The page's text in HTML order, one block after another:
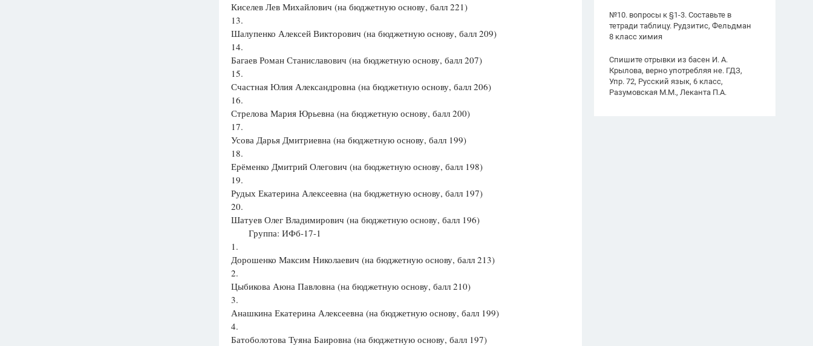
№10. вопросы к §1-3. Составьте в
тетради таблицу. Рудзитис, Фельдман
8 класс химия
Спишите отрывки из басен И. А.
Крылова, верно употребляя не. ГДЗ,
Упр. 72, Русский язык, 6 класс,
Разумовская М.М., Леканта П.А.
Киселев Лев Михайлович (на бюджетную основу, балл 221)
13.
Шалупенко Алексей Викторович (на бюджетную основу, балл 209)
14.
Багаев Роман Станиславович (на бюджетную основу, балл 207)
15.
Счастная Юлия Александровна (на бюджетную основу, балл 206)
16.
Стрелова Мария Юрьевна (на бюджетную основу, балл 200)
17.
Усова Дарья Дмитриевна (на бюджетную основу, балл 199)
18.
Ерёменко Дмитрий Олегович (на бюджетную основу, балл 198)
19.
Рудых Екатерина Алексеевна (на бюджетную основу, балл 197)
20.
Шатуев Олег Владимирович (на бюджетную основу, балл 196)
Группа: ИФб-17-1
1.
Дорошенко Максим Николаевич (на бюджетную основу, балл 213)
2.
Цыбикова Аюна Павловна (на бюджетную основу, балл 210)
3.
Анашкина Екатерина Алексеевна (на бюджетную основу, балл 199)
4.
Батоболотова Туяна Баировна (на бюджетную основу, балл 197)